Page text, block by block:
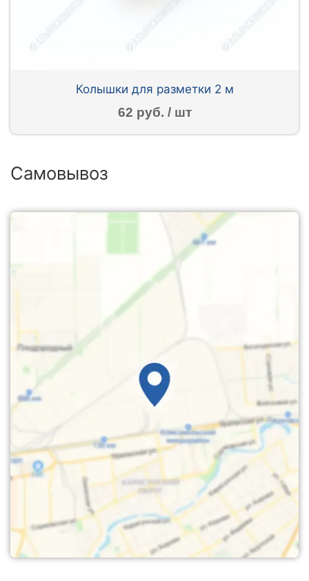
Колышки для разметки 2 м
62 руб. / шт
Самовывоз